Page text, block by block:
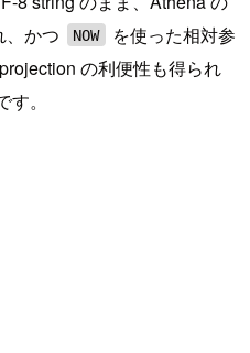
、かつ
NOW
を使った相対参
の利便性も得られ
。